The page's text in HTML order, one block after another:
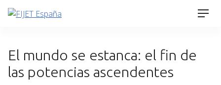
Skip
El mundo se estanca: el fin de
las potencias ascendentes